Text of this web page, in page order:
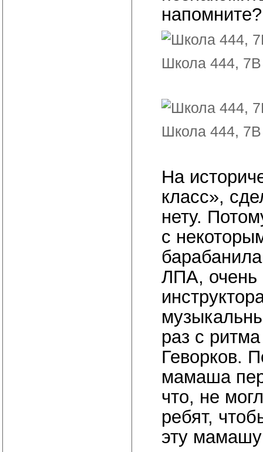
напомните?
Школа 444, 7В
Школа 444, 7В
На
класс»,
нету.
с
ЛПА, очень
раз с
Геворков.
мамаша
что, не
ребят,
эту